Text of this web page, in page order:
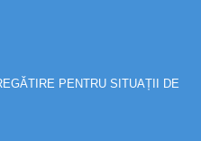
PENTRU SITUAȚII DE